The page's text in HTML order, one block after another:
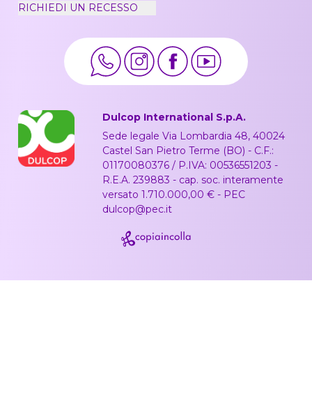
RICHIEDI UN RECESSO
Dulcop International S.p.A.
Sede legale Via Lombardia 48, 40024
Castel San Pietro Terme (BO) - C.F.:
01170080376 / P.IVA: 00536551203 -
R.E.A. 239883 - cap. soc. interamente
versato 1.710.000,00 € - PEC
dulcop@pec.it